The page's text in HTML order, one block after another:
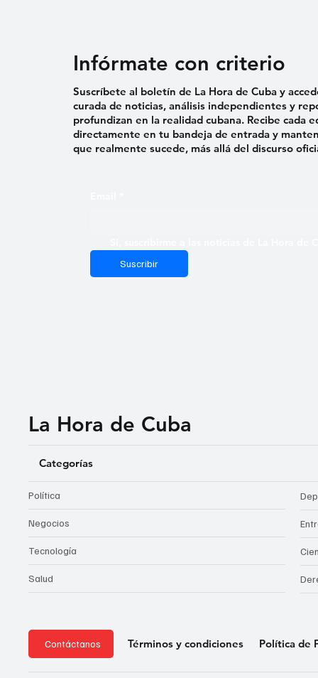
Infórmate con criterio
Suscribir
Suscríbete al boletín de La Hora de Cuba y
curada de noticias, análisis independientes y
profundizan en la realidad cubana. Recibe cada
directamente en tu bandeja de entrada y
que realmente sucede, más allá del discurso
La Hora de Cuba
Categorías
Política
Negocios
Tecnología
Salud
Contáctanos Términos y condiciones Política de